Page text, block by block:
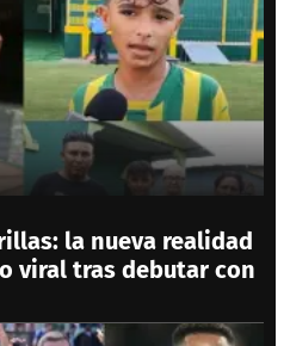
la nueva realidad
viral tras debutar con